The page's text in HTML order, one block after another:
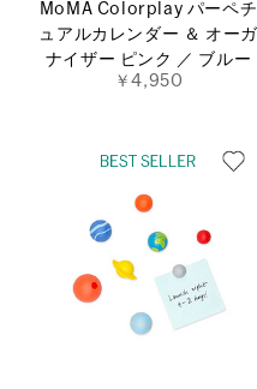
MoMA Colorplay パーペチ
ュアルカレンダー ＆ オーガ
ナイザー ピンク ／ ブルー
￥4,950